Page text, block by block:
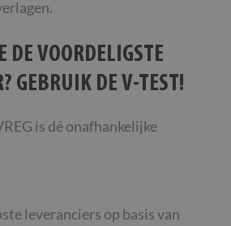
DE VOORDELIGSTE
GEBRUIK DE V-TEST!
is dé onafhankelijke
leveranciers op basis van